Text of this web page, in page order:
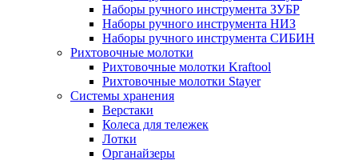
Наборы ручного инструмента ЗУБР
Наборы ручного инструмента НИЗ
Наборы ручного инструмента СИБИН
Рихтовочные молотки
Рихтовочные молотки Kraftool
Рихтовочные молотки Stayer
Системы хранения
Верстаки
Колеса для тележек
Лотки
Органайзеры